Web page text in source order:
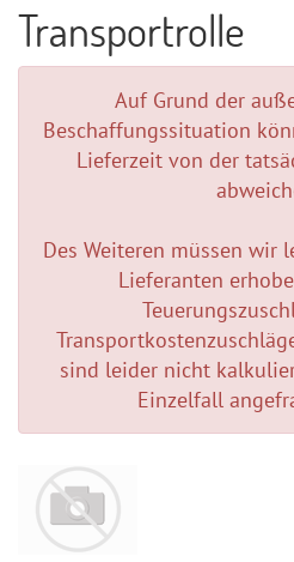
Transportrolle
Auf Grund der
Beschaffungssituation
Lieferzeit von der
Des Weiteren müssen wir
Lieferanten
sind leider nicht
Einzelfall